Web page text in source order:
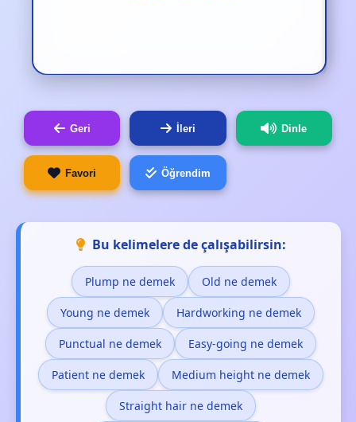
Geri İleri Dinle
Favori Öğrendim
Bu kelimelere de çalışabilirsin:
Plump ne demek Old ne demek
Young ne demek Hardworking ne demek
Punctual ne demek Easy-going ne demek
Patient ne demek Medium height ne demek
Straight hair ne demek